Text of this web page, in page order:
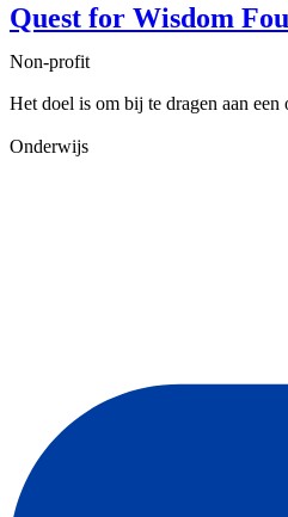
Quest for Wisdom
Non-profit
Het doel is om bij te dragen aan
Onderwijs